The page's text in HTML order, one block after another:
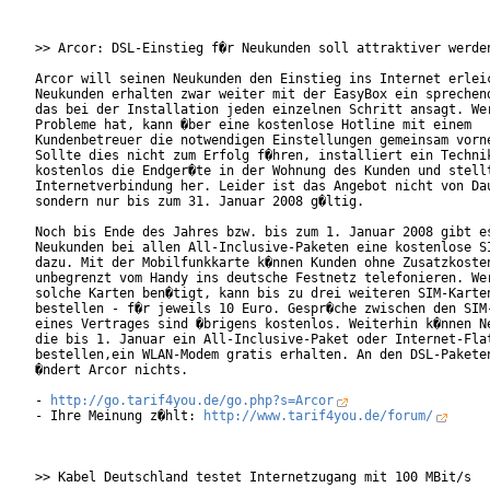
>> Arcor: DSL-Einstieg f�r Neukunden soll attraktiver
Arcor will seinen Neukunden den Einstieg ins Internet
Neukunden erhalten zwar weiter mit der EasyBox ein
das bei der Installation jeden einzelnen Schritt ansagt.
Probleme hat, kann �ber eine kostenlose Hotline mit einem
Kundenbetreuer die notwendigen Einstellungen gemeinsam
Sollte dies nicht zum Erfolg f�hren, installiert ein
kostenlos die Endger�te in der Wohnung des Kunden und
Internetverbindung her. Leider ist das Angebot nicht von
sondern nur bis zum 31. Januar 2008 g�ltig.
Noch bis Ende des Jahres bzw. bis zum 1. Januar 2008 gibt
Neukunden bei allen All-Inclusive-Paketen eine kostenlose
dazu. Mit der Mobilfunkkarte k�nnen Kunden ohne
unbegrenzt vom Handy ins deutsche Festnetz telefonieren.
solche Karten ben�tigt, kann bis zu drei weiteren SIM-
bestellen - f�r jeweils 10 Euro. Gespr�che zwischen den
eines Vertrages sind �brigens kostenlos. Weiterhin k�nnen
die bis 1. Januar ein All-Inclusive-Paket oder Internet-
bestellen,ein WLAN-Modem gratis erhalten. An den DSL-
�ndert Arcor nichts.
-
http://go.tarif4you.de/go.php?s=Arcor
- Ihre Meinung z�hlt:
http://www.tarif4you.de/forum/
>> Kabel Deutschland testet Internetzugang mit 100 MBit/s